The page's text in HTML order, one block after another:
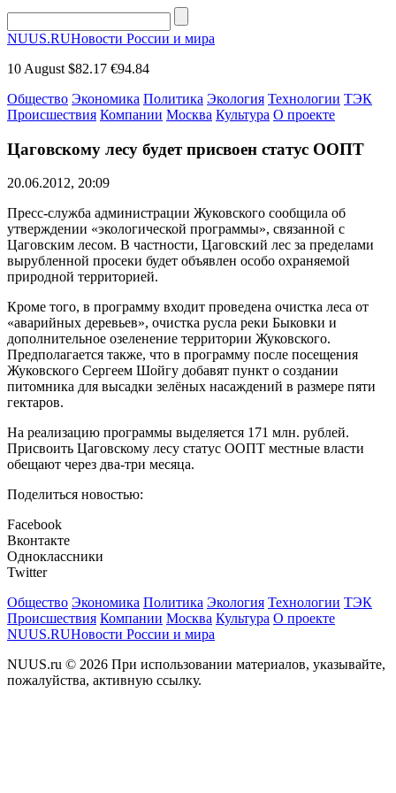
NUUS.RUНовости России и мира
10 August $82.17 €94.84
Общество Экономика Политика Экология Технологии ТЭК
Происшествия Компании Москва Культура О проекте
Цаговскому лесу будет присвоен статус ООПТ
20.06.2012, 20:09
Пресс-служба администрации Жуковского сообщила об
утверждении «экологической программы», связанной с
Цаговским лесом. В частности, Цаговский лес за пределами
вырубленной просеки будет объявлен особо охраняемой
природной территорией.
Кроме того, в программу входит проведена очистка леса от
«аварийных деревьев», очистка русла реки Быковки и
дополнительное озеленение территории Жуковского.
Предполагается также, что в программу после посещения
Жуковского Сергеем Шойгу добавят пункт о создании
питомника для высадки зелёных насаждений в размере пяти
гектаров.
На реализацию программы выделяется 171 млн. рублей.
Присвоить Цаговскому лесу статус ООПТ местные власти
обещают через два-три месяца.
Поделиться новостью:
Facebook
Вконтакте
Одноклассники
Twitter
Общество Экономика Политика Экология Технологии ТЭК
Происшествия Компании Москва Культура О проекте
NUUS.RUНовости России и мира
NUUS.ru © 2026 При использовании материалов, указывайте,
пожалуйства, активную ссылку.